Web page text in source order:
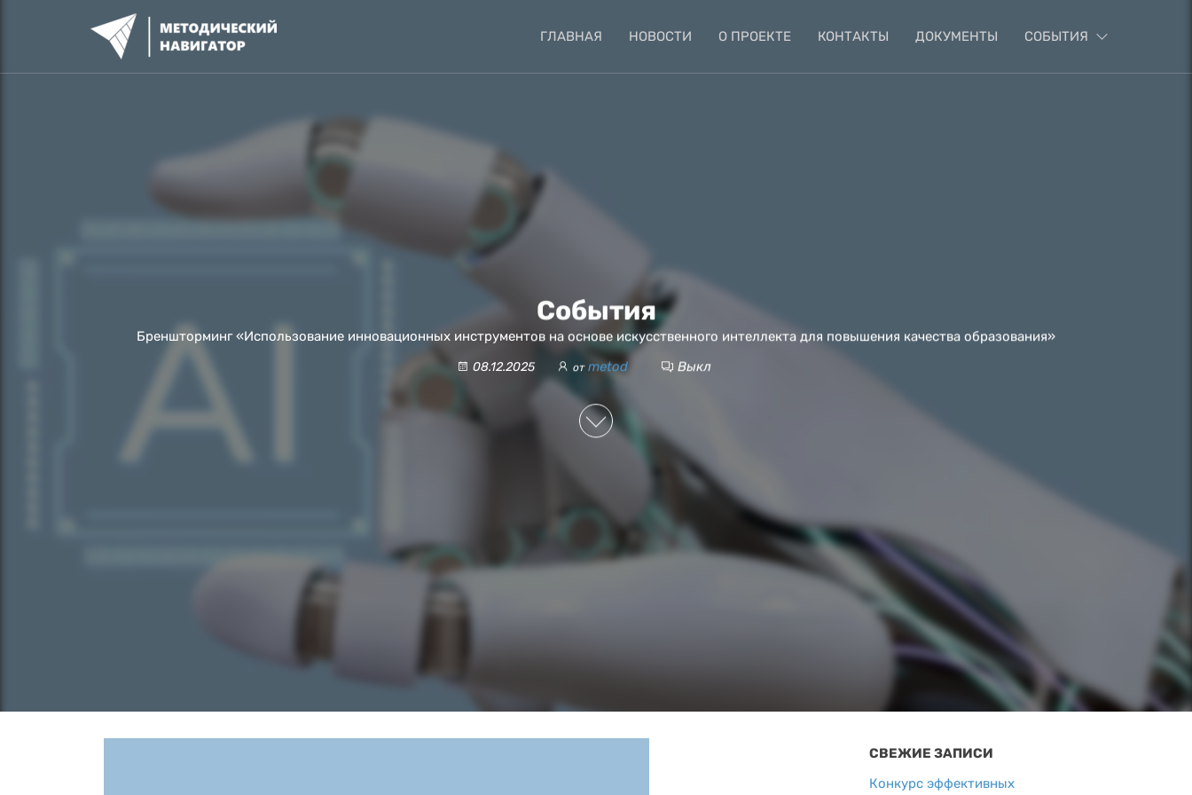
ГЛАВНАЯ НОВОСТИ О ПРОЕКТЕ КОНТАКТЫ ДОКУМЕНТЫ СОБЫТИЯ
События
Бреншторминг «Использование инновационных инструментов на основе искусственного интеллекта для повышения качества образования»
08.12.2025 от metod Выкл
СВЕЖИЕ ЗАПИСИ
Конкурс эффективных